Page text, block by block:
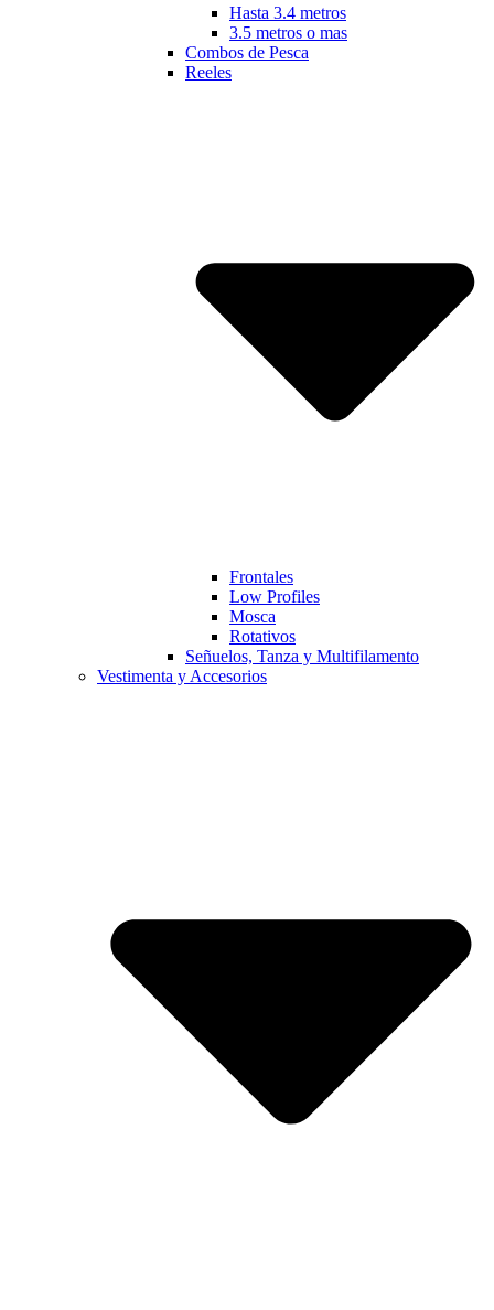
Hasta 3.4 metros
3.5 metros o mas
Combos de Pesca
Reeles
Frontales
Low Profiles
Mosca
Rotativos
Señuelos, Tanza y Multifilamento
Vestimenta y Accesorios